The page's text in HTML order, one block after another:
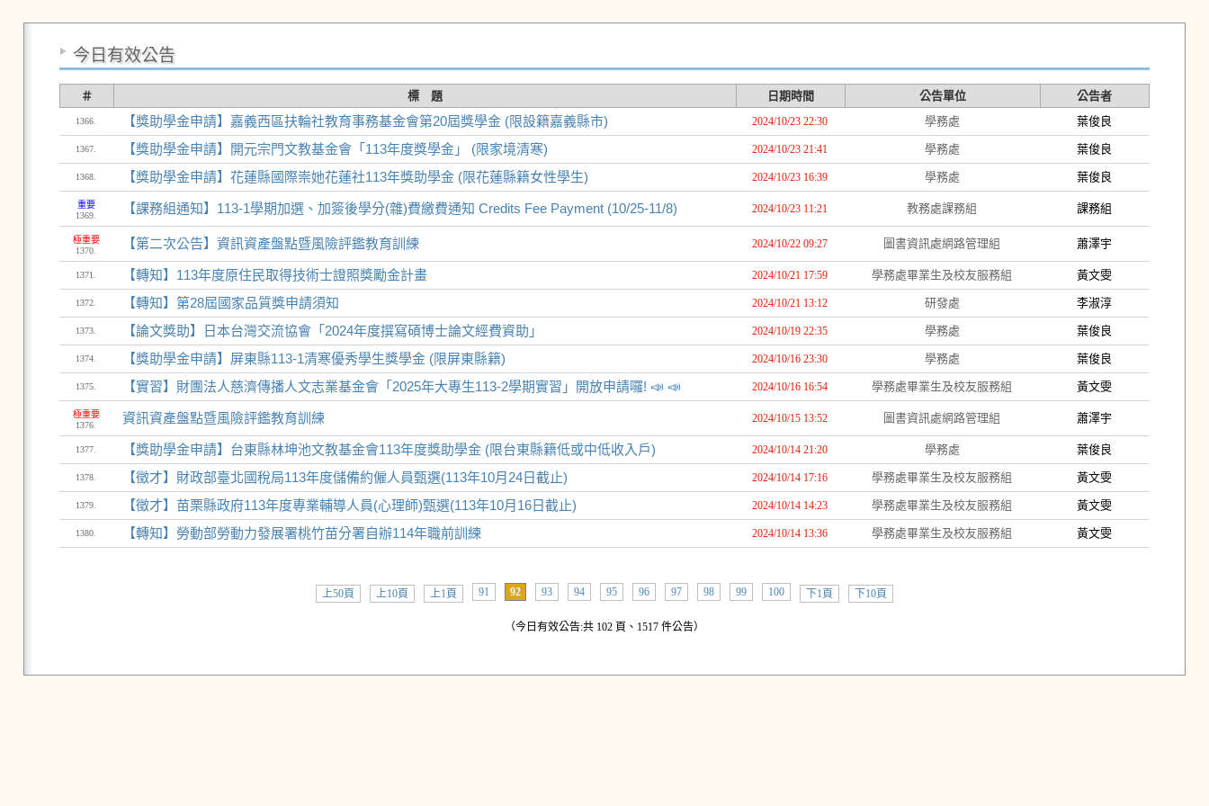
今日有效公告
＃ 標 題 日期時間 公告單位 公告者
1366. 【獎助學金申請】嘉義西區扶輪社教育事務基金會第20屆獎學金 (限設籍嘉義縣市) 2024/10/23 22:30 學務處 葉俊良
1367. 【獎助學金申請】開元宗門文教基金會「113年度獎學金」 (限家境清寒) 2024/10/23 21:41 學務處 葉俊良
1368. 【獎助學金申請】花蓮縣國際崇她花蓮社113年獎助學金 (限花蓮縣籍女性學生) 2024/10/23 16:39 學務處 葉俊良
重要
1369.
【課務組通知】113-1學期加選、加簽後學分(雜)費繳費通知 Credits Fee Payment (10/25-11/8) 2024/10/23 11:21 教務處課務組 課務組
極重要
1370.
【第二次公告】資訊資產盤點暨風險評鑑教育訓練 2024/10/22 09:27 圖書資訊處網路管理組 蕭澤宇
1371. 【轉知】113年度原住民取得技術士證照獎勵金計畫 2024/10/21 17:59 學務處畢業生及校友服務組 黃文雯
1372. 【轉知】第28屆國家品質獎申請須知 2024/10/21 13:12 研發處 李淑淳
1373. 【論文獎助】日本台灣交流協會「2024年度撰寫碩博士論文經費資助」 2024/10/19 22:35 學務處 葉俊良
1374. 【獎助學金申請】屏東縣113-1清寒優秀學生獎學金 (限屏東縣籍) 2024/10/16 23:30 學務處 葉俊良
1375. 【實習】財團法人慈濟傳播人文志業基金會「2025年大專生113-2學期實習」開放申請囉! 📣 📣 2024/10/16 16:54 學務處畢業生及校友服務組 黃文雯
極重要
1376.
資訊資產盤點暨風險評鑑教育訓練 2024/10/15 13:52 圖書資訊處網路管理組 蕭澤宇
1377. 【獎助學金申請】台東縣林坤池文教基金會113年度獎助學金 (限台東縣籍低或中低收入戶) 2024/10/14 21:20 學務處 葉俊良
1378. 【徵才】財政部臺北國稅局113年度儲備約僱人員甄選(113年10月24日截止) 2024/10/14 17:16 學務處畢業生及校友服務組 黃文雯
1379. 【徵才】苗栗縣政府113年度專業輔導人員(心理師)甄選(113年10月16日截止) 2024/10/14 14:23 學務處畢業生及校友服務組 黃文雯
1380. 【轉知】勞動部勞動力發展署桃竹苗分署自辦114年職前訓練 2024/10/14 13:36 學務處畢業生及校友服務組 黃文雯
上50頁 上10頁 上1頁 91 92 93 94 95 96 97 98 99 100 下1頁 下10頁
（今日有效公告:共 102 頁、1517 件公告）